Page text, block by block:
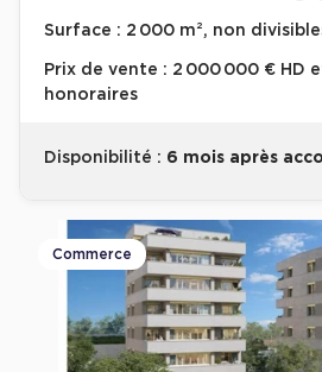
Achat de Bureaux à Rennes
Collections de Bureaux
Immeuble indépendant
Immeuble de bureaux avec services
Location bureaux Bellecour -
Haussmanniens
Surface : 2 000 m², non
Prix de vente : 2 000 000 € HD
honoraires
Disponibilité : 6 mois après
Commerce